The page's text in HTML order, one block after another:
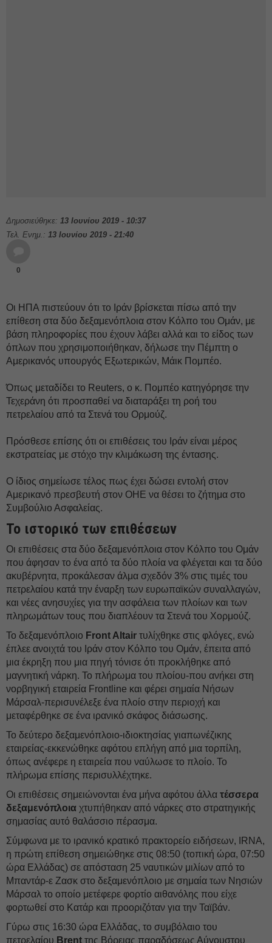
Δημοσιεύθηκε: 13 Ιουνίου 2019 - 10:37
Τελ. Ενημ.: 13 Ιουνίου 2019 - 21:40
0
Οι ΗΠΑ πιστεύουν ότι το Ιράν βρίσκεται πίσω από την
επίθεση στα δύο δεξαμενόπλοια στον Κόλπο του Ομάν, με
βάση πληροφορίες που έχουν λάβει αλλά και το είδος των
όπλων που χρησιμοποιήθηκαν, δήλωσε την Πέμπτη ο
Αμερικανός υπουργός Εξωτερικών, Μάικ Πομπέο.
Όπως μεταδίδει το Reuters, ο κ. Πομπέο κατηγόρησε την
Τεχεράνη ότι προσπαθεί να διαταράξει τη ροή του
πετρελαίου από τα Στενά του Ορμούζ.
Πρόσθεσε επίσης ότι οι επιθέσεις του Ιράν είναι μέρος
εκστρατείας με στόχο την κλιμάκωση της έντασης.
Ο ίδιος σημείωσε τέλος πως έχει δώσει εντολή στον
Αμερικανό πρεσβευτή στον ΟΗΕ να θέσει το ζήτημα στο
Συμβούλιο Ασφαλείας.
Το ιστορικό των επιθέσεων
Οι επιθέσεις στα δύο δεξαμενόπλοια στον Κόλπο του Ομάν
που άφησαν το ένα από τα δύο πλοία να φλέγεται και τα δύο
ακυβέρνητα, προκάλεσαν άλμα σχεδόν 3% στις τιμές του
πετρελαίου κατά την έναρξη των ευρωπαϊκών συναλλαγών,
και νέες ανησυχίες για την ασφάλεια των πλοίων και των
πληρωμάτων τους που διαπλέουν τα Στενά του Χορμούζ.
Το δεξαμενόπλοιο Front Altair τυλίχθηκε στις φλόγες, ενώ
έπλεε ανοιχτά του Ιράν στον Κόλπο του Ομάν, έπειτα από
μια έκρηξη που μια πηγή τόνισε ότι προκλήθηκε από
μαγνητική νάρκη. Το πλήρωμα του πλοίου-που ανήκει στη
νορβηγική εταιρεία Frontline και φέρει σημαία Νήσων
Μάρσαλ-περισυνέλεξε ένα πλοίο στην περιοχή και
μεταφέρθηκε σε ένα ιρανικό σκάφος διάσωσης.
Το δεύτερο δεξαμενόπλοιο-ιδιοκτησίας γιαπωνέζικης
εταιρείας-εκκενώθηκε αφότου επλήγη από μια τορπίλη,
όπως ανέφερε η εταιρεία που ναύλωσε το πλοίο. Το
πλήρωμα επίσης περισυλλέχτηκε.
Οι επιθέσεις σημειώνονται ένα μήνα αφότου άλλα τέσσερα
δεξαμενόπλοια χτυπήθηκαν από νάρκες στο στρατηγικής
σημασίας αυτό θαλάσσιο πέρασμα.
Σύμφωνα με το ιρανικό κρατικό πρακτορείο ειδήσεων, IRNA,
η πρώτη επίθεση σημειώθηκε στις 08:50 (τοπική ώρα, 07:50
ώρα Ελλάδας) σε απόσταση 25 ναυτικών μιλίων από το
Μπαντάρ-ε Ζασκ στο δεξαμενόπλοιο με σημαία των Νησιών
Μάρσαλ το οποίο μετέφερε φορτίο αιθανόλης που είχε
φορτωθεί στο Κατάρ και προοριζόταν για την Ταϊβάν.
Γύρω στις 16:30 ώρα Ελλάδας, το συμβόλαιο του
πετρελαίου Brent της Βόρειας παραδόσεως Αύγουστου